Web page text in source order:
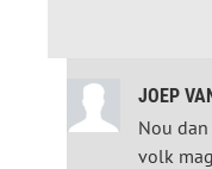
JOEP
Nou
volk